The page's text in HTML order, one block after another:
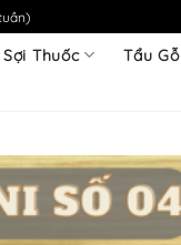
Thuốc Tẩu Gỗ